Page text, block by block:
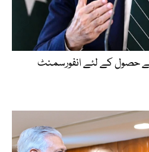
حصول کے لئے انفورسمنٹ